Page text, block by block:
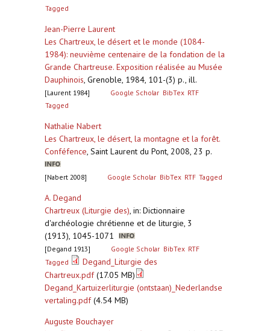
Tagged
Jean-Pierre Laurent
Les Chartreux, le désert et le monde (1084-
1984): neuvième centenaire de la fondation de la
Grande Chartreuse. Exposition réalisée au Musée
Dauphinois, Grenoble, 1984, 101-(3) p., ill.
[Laurent 1984] Google Scholar BibTex RTF
Tagged
Nathalie Nabert
Les Chartreux, le désert, la montagne et la forêt.
Conféfence, Saint Laurent du Pont, 2008, 23 p.
[Nabert 2008] Google Scholar BibTex RTF Tagged
A. Degand
Chartreux (Liturgie des), in: Dictionnaire
d'archéologie chrétienne et de liturgie, 3
(1913), 1045-1071
[Degand 1913] Google Scholar BibTex RTF
Tagged
Degand_Liturgie des
Chartreux.pdf(17.05 MB)
Degand_Kartuizerliturgie (ontstaan)_Nederlandse
vertaling.pdf(4.54 MB)
Auguste Bouchayer